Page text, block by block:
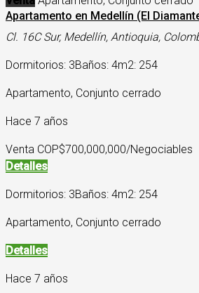
Apartamento en Medellín (El
Cl. 16C Sur, Medellín, Antioquia,
Dormitorios: 3Baños: 4m2: 254
Apartamento, Conjunto cerrado
Hace 7 años
Venta COP$700,000,000/Negociables
Detalles
Dormitorios: 3Baños: 4m2: 254
Apartamento, Conjunto cerrado
Detalles
Hace 7 años